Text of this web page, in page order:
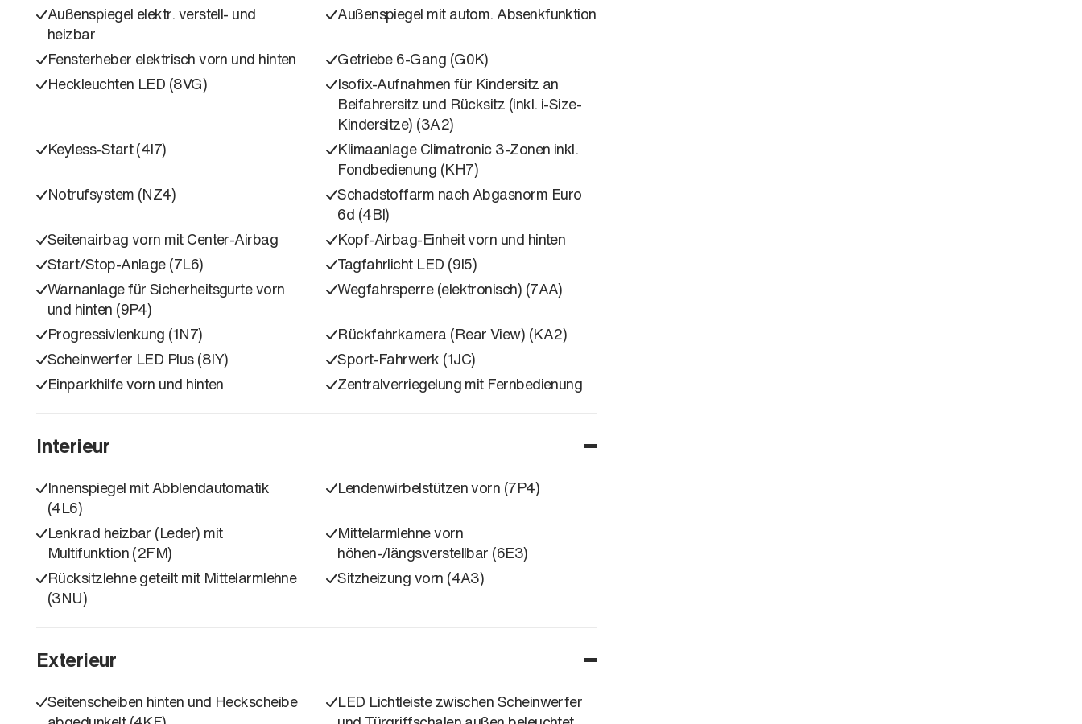
Außenspiegel elektr. verstell- und
heizbar
Außenspiegel mit autom. Absenkfunktion
Fensterheber elektrisch vorn und hinten
Getriebe 6-Gang (G0K)
Heckleuchten LED (8VG)
Isofix-Aufnahmen für Kindersitz an
Beifahrersitz und Rücksitz (inkl. i-Size-
Kindersitze) (3A2)
Keyless-Start (4I7)
Klimaanlage Climatronic 3-Zonen inkl.
Fondbedienung (KH7)
Notrufsystem (NZ4)
Schadstoffarm nach Abgasnorm Euro
6d (4BI)
Seitenairbag vorn mit Center-Airbag
Kopf-Airbag-Einheit vorn und hinten
Start/Stop-Anlage (7L6)
Tagfahrlicht LED (9I5)
Warnanlage für Sicherheitsgurte vorn
und hinten (9P4)
Wegfahrsperre (elektronisch) (7AA)
Progressivlenkung (1N7)
Rückfahrkamera (Rear View) (KA2)
Scheinwerfer LED Plus (8IY)
Sport-Fahrwerk (1JC)
Einparkhilfe vorn und hinten
Zentralverriegelung mit Fernbedienung
Interieur
Innenspiegel mit Abblendautomatik
(4L6)
Lendenwirbelstützen vorn (7P4)
Lenkrad heizbar (Leder) mit
Multifunktion (2FM)
Mittelarmlehne vorn
höhen-/längsverstellbar (6E3)
Rücksitzlehne geteilt mit Mittelarmlehne
(3NU)
Sitzheizung vorn (4A3)
Exterieur
Seitenscheiben hinten und Heckscheibe
LED Lichtleiste zwischen Scheinwerfer